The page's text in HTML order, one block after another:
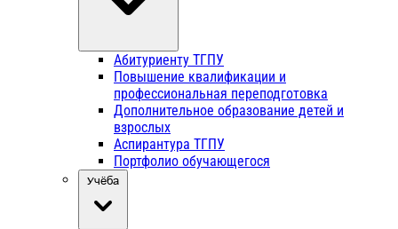
Абитуриенту ТГПУ
Повышение квалификации и
профессиональная переподготовка
Дополнительное образование детей и
взрослых
Аспирантура ТГПУ
Портфолио обучающегося
Учёба